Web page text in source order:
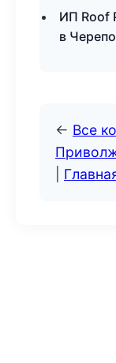
ИП Roof
в
← Все